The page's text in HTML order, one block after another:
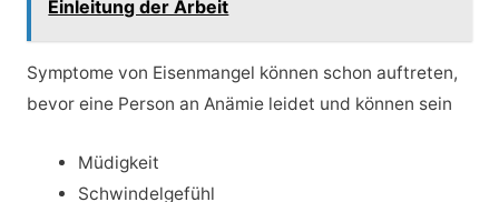
Einleitung der Arbeit
Symptome von Eisenmangel können schon auftreten,
bevor eine Person an Anämie leidet und können sein
Müdigkeit
Schwindelgefühl